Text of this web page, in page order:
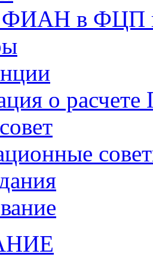
ФИАН в ФЦП
о